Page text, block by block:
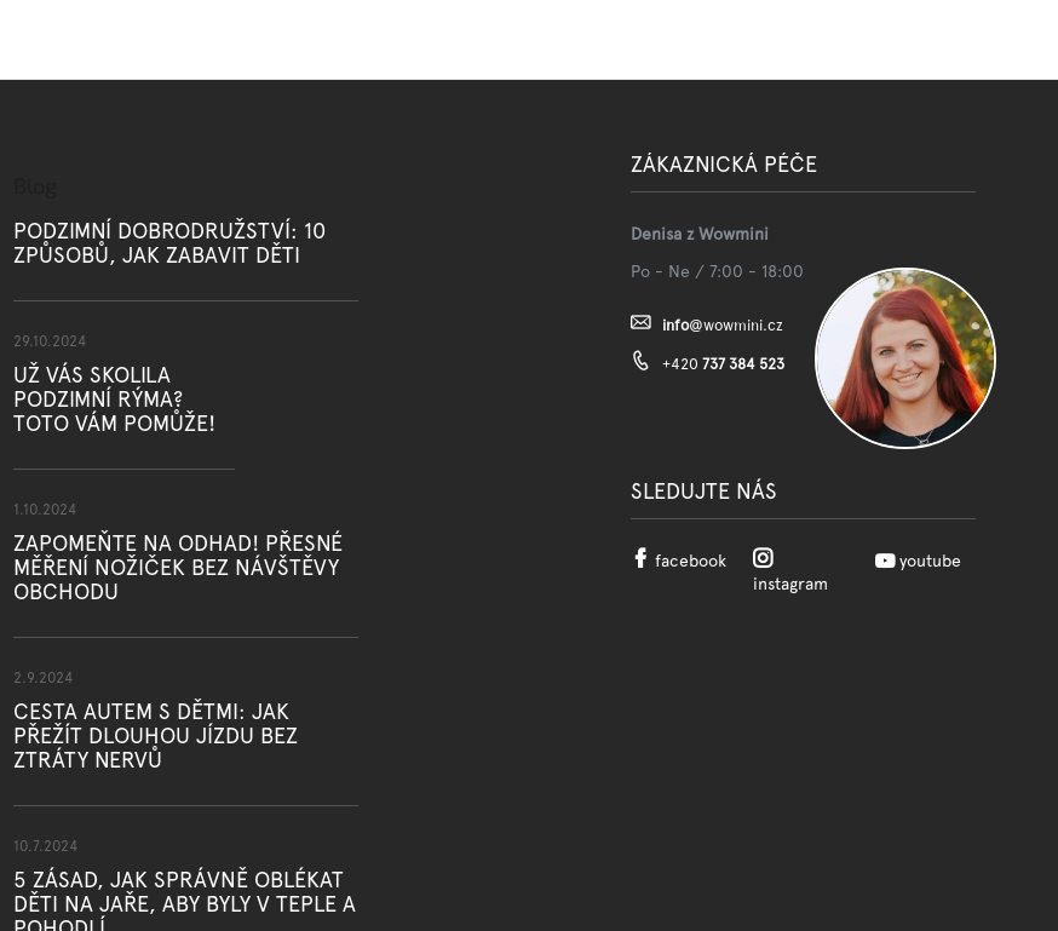
PODZIMNÍ DOBRODRUŽSTVÍ: 10
ZPŮSOBŮ, JAK ZABAVIT DĚTI
29.10.2024
UŽ VÁS SKOLILA
PODZIMNÍ RÝMA?
TOTO VÁM POMŮŽE!
1.10.2024
ZAPOMEŇTE NA ODHAD! PŘESNÉ
MĚŘENÍ NOŽIČEK BEZ NÁVŠTĚVY
OBCHODU
2.9.2024
CESTA AUTEM S DĚTMI: JAK
PŘEŽÍT DLOUHOU JÍZDU BEZ
ZTRÁTY NERVŮ
10.7.2024
5 ZÁSAD, JAK SPRÁVNĚ OBLÉKAT
DĚTI NA JAŘE, ABY BYLY V TEPLE A
ZÁKAZNICKÁ PÉČE
Denisa z Wowmini
Po - Ne / 7:00 - 18:00
info@wowmini.cz
+420 737 384 523
SLEDUJTE NÁS
facebook
instagram
youtube